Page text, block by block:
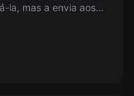
la, mas a envia aos